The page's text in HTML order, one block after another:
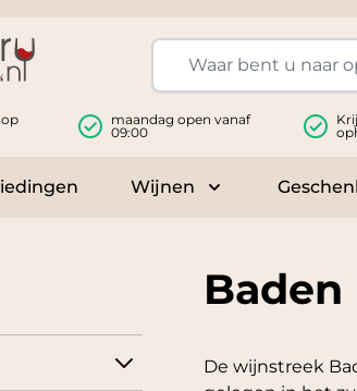
maandag open vanaf
09:00
Wijnen
Toggle submenu
Baden
De wijnstreek